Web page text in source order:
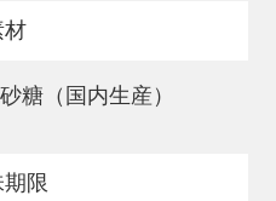
態の良い豆を選び、
材
糖（国内生産）
限